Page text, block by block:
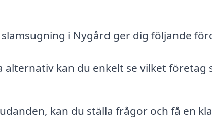
i Nygård ger dig följande
alternativ kan du enkelt se vilket företag
kan du ställa frågor och få en